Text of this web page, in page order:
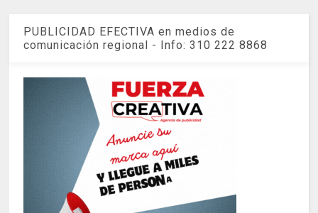
PUBLICIDAD EFECTIVA en medios de
comunicación regional - Info: 310 222 8868